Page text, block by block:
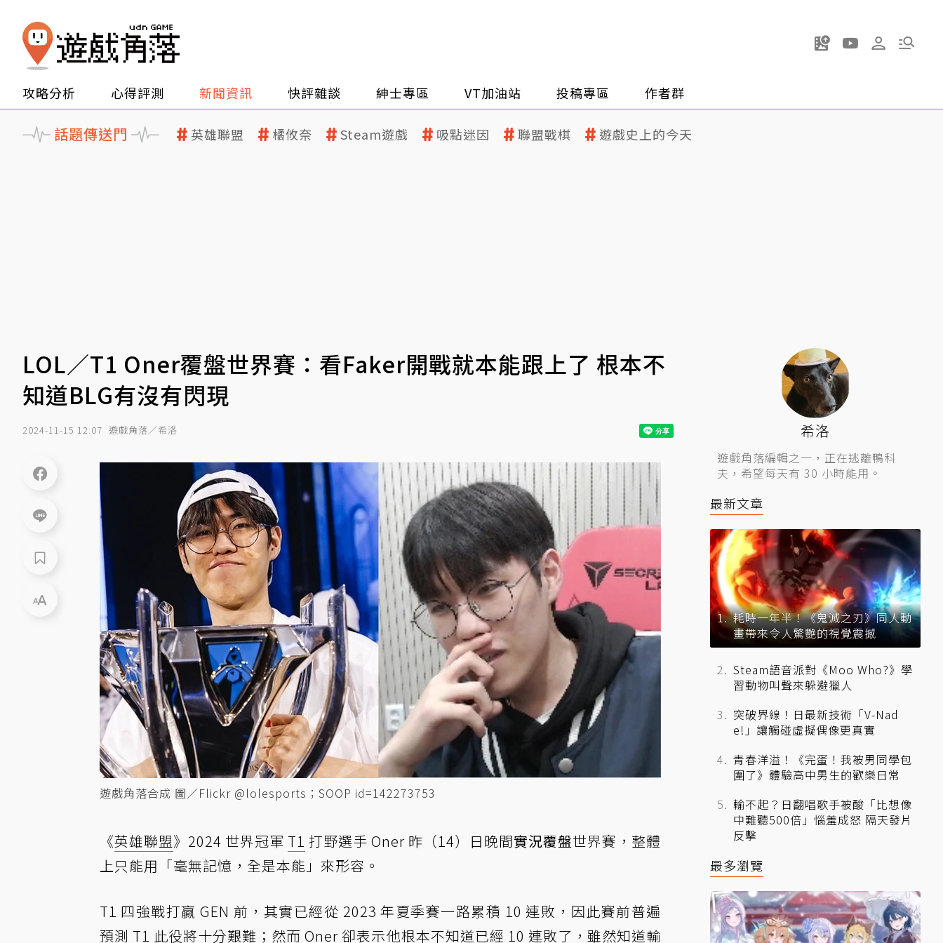
攻略分析 心得評測 新聞資訊 快評雜談 紳士專區 VT加油站 投稿專區 作者群
話題傳送門 英雄聯盟 橘攸奈 Steam遊戲 吸點迷因 聯盟戰棋 遊戲史上的今天
LOL／T1 Oner覆盤世界賽：看Faker開戰就本能跟上了 根本不
知道BLG有沒有閃現
2024-11-15 12:07 遊戲角落／希洛
遊戲角落合成 圖／Flickr @lolesports；SOOP id=142273753
《英雄聯盟》2024 世界冠軍 T1 打野選手 Oner 昨（14）日晚間實況覆盤世界賽，整體
上只能用「毫無記憶，全是本能」來形容。
T1 四強戰打贏 GEN 前，其實已經從 2023 年夏季賽一路累積 10 連敗，因此賽前普遍
預測 T1 此役將十分艱難；然而 Oner 卻表示他根本不知道已經 10 連敗了，雖然知道輸
希洛
遊戲角落編輯之一，正在逃離鴨科
夫，希望每天有 30 小時能用。
最新文章
耗時一年半！《鬼滅之刃》同人動
畫帶來令人驚艷的視覺震撼
Steam語音派對《Moo Who?》學
習動物叫聲來躲避獵人
突破界線！日最新技術「V-Nad
e!」讓觸碰虛擬偶像更真實
青春洋溢！《完蛋！我被男同學包
圍了》體驗高中男生的歡樂日常
輸不起？日翻唱歌手被酸「比想像
中難聽500倍」惱羞成怒 隔天發片
反擊
最多瀏覽